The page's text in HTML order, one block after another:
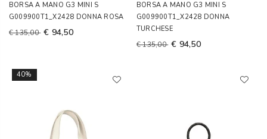
BORSA A MANO G3 MINI S
G009900T1_X2428 DONNA ROSA
€ 135,00 € 94,50
BORSA A MANO G3 MINI S
G009900T1_X2428 DONNA
TURCHESE
€ 135,00 € 94,50
40%